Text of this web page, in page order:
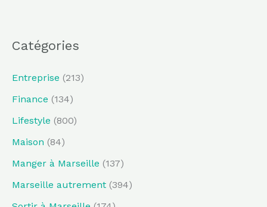
Catégories
Entreprise (213)
Finance (134)
Lifestyle (800)
Maison (84)
Manger à Marseille (137)
Marseille autrement (394)